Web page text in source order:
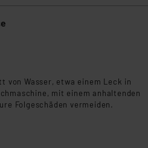
von Wasser, etwa einem Leck in
mit einem anhaltenden
Folgeschäden vermeiden.